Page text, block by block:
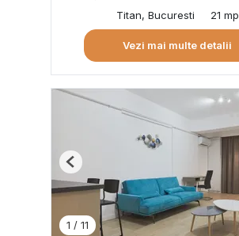
Titan, Bucuresti
21 mp
Vezi mai multe detalii
1 / 11
Previous